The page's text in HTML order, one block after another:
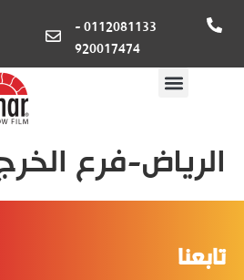
0112081133 -
920017474
الرياض-فرع
تابعنا